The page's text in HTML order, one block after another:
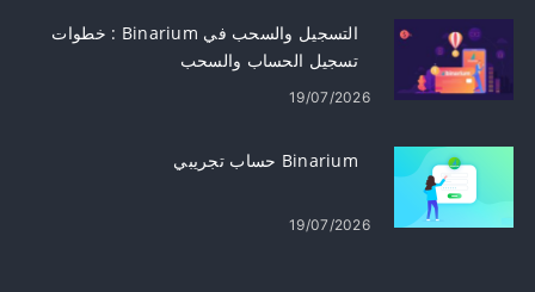
التسجيل والسحب في Binarium : خطوات
تسجيل الحساب والسحب
19/07/2026
Binarium حساب تجريبي
19/07/2026